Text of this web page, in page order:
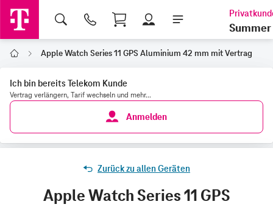
Shopping Cart
Summer
Home Apple Watch Series 11 GPS Aluminium 42 mm mit Vertrag
Ich bin bereits Telekom Kunde
Vertrag verlängern, Tarif wechseln und mehr...
Anmelden
Zurück zu allen Geräten
Apple Watch Series 11 GPS